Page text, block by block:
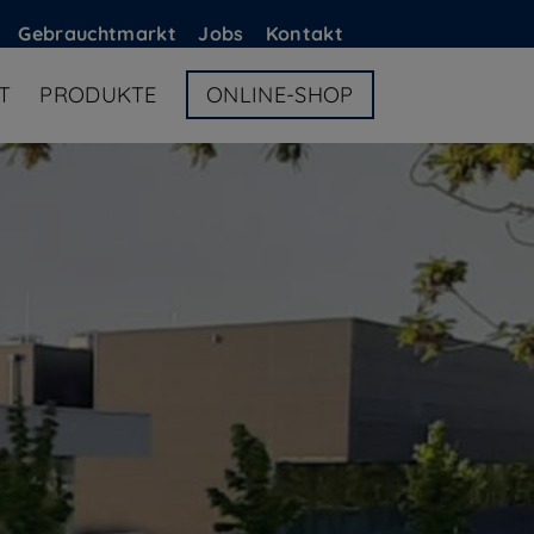
Gebrauchtmarkt Jobs Kontakt
PRODUKTE ONLINE-SHOP